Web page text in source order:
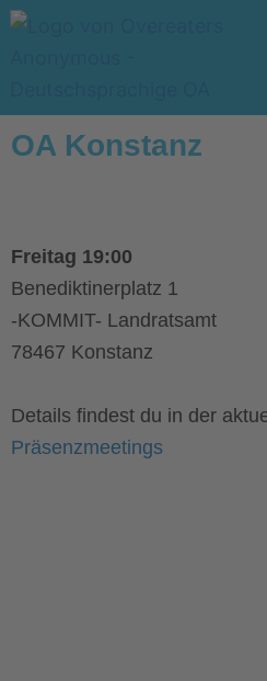
Zum
OA Konstanz
Freitag 19:00
Benediktinerplatz 1
-KOMMIT- Landratsamt
78467 Konstanz
Details findest du in der
Präsenzmeetings